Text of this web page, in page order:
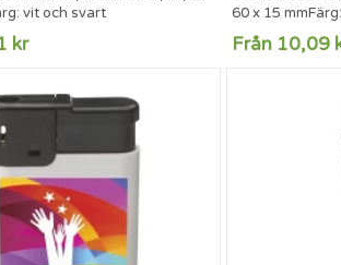
vit och svart
kr
60 x 15
metallic - silver
Från 10,09